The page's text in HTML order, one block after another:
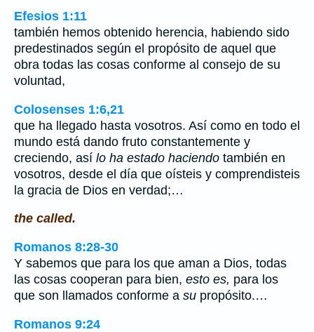
Efesios 1:11
también hemos obtenido herencia, habiendo sido
predestinados según el propósito de aquel que
obra todas las cosas conforme al consejo de su
voluntad,
Colosenses 1:6,21
que ha llegado hasta vosotros. Así como en todo el
mundo está dando fruto constantemente y
creciendo, así lo ha estado haciendo también en
vosotros, desde el día que oísteis y comprendisteis
la gracia de Dios en verdad;…
the called.
Romanos 8:28-30
Y sabemos que para los que aman a Dios, todas
las cosas cooperan para bien, esto es, para los
que son llamados conforme a su propósito.…
Romanos 9:24